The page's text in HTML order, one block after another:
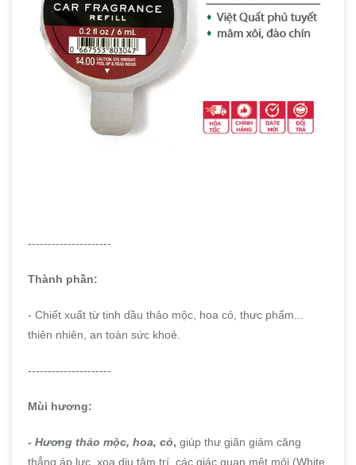
---------------------
Thành phần:
- Chiết xuất từ tinh dầu thảo mộc, hoa cỏ, thưc phẩm...
thiên nhiên, an toàn sức khoẻ.
---------------------
Mùi hương:
- Hương thảo mộc, hoa, cỏ, giúp thư giãn giảm căng
thẳng áp lực, xoa dịu tâm trí, các giác quan mệt mỏi (White